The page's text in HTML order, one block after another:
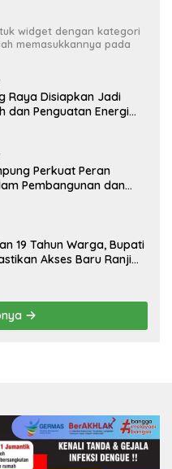
widget dengan kategori
memasukkannya pada
Raya Disiapkan Jadi
dan Penguatan Energi
Perkuat Peran
Pembangunan dan
19 Tahun Warga, Bupati
Akses Baru Ranji